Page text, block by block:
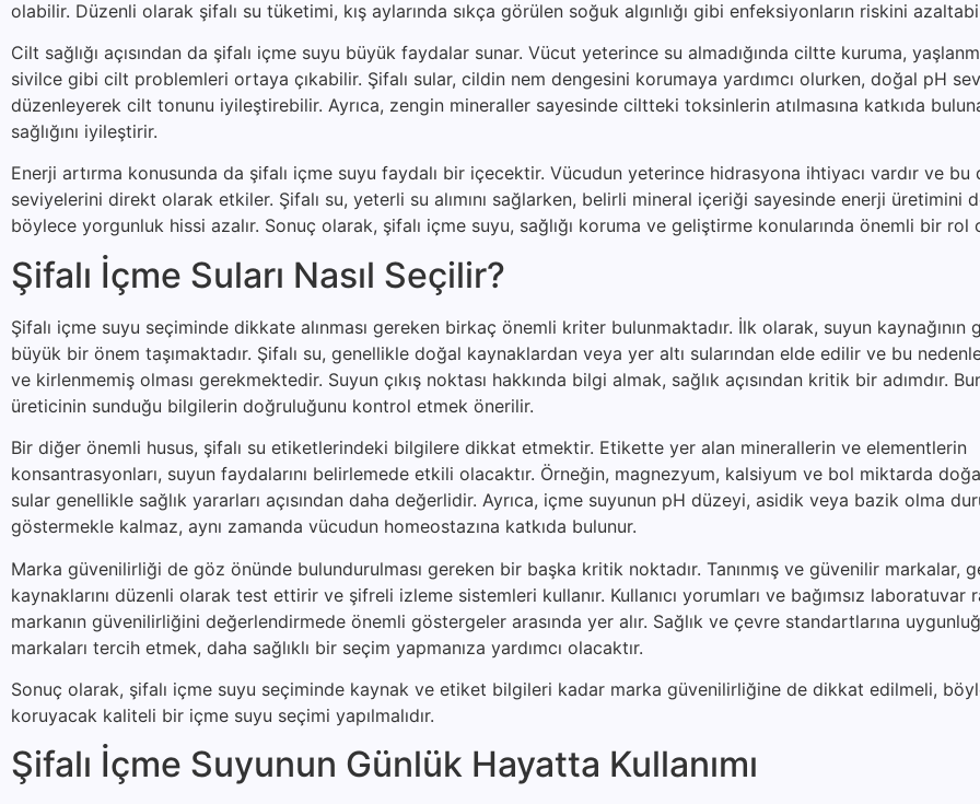
olabilir. Düzenli olarak şifalı su tüketimi, kış aylarında sıkça görülen soğuk algınlığı gibi enfeksiyonların riskini
Cilt sağlığı açısından da şifalı içme suyu büyük faydalar sunar. Vücut yeterince su almadığında ciltte kuruma,
sivilce gibi cilt problemleri ortaya çıkabilir. Şifalı sular, cildin nem dengesini korumaya yardımcı olurken, doğal pH
düzenleyerek cilt tonunu iyileştirebilir. Ayrıca, zengin mineraller sayesinde ciltteki toksinlerin atılmasına katkıda
sağlığını iyileştirir.
Enerji artırma konusunda da şifalı içme suyu faydalı bir içecektir. Vücudun yeterince hidrasyona ihtiyacı vardır ve bu
seviyelerini direkt olarak etkiler. Şifalı su, yeterli su alımını sağlarken, belirli mineral içeriği sayesinde enerji üretimini
böylece yorgunluk hissi azalır. Sonuç olarak, şifalı içme suyu, sağlığı koruma ve geliştirme konularında önemli bir rol
Şifalı İçme Suları Nasıl Seçilir?
Şifalı içme suyu seçiminde dikkate alınması gereken birkaç önemli kriter bulunmaktadır. İlk olarak, suyun kaynağının
büyük bir önem taşımaktadır. Şifalı su, genellikle doğal kaynaklardan veya yer altı sularından elde edilir ve bu
ve kirlenmemiş olması gerekmektedir. Suyun çıkış noktası hakkında bilgi almak, sağlık açısından kritik bir adımdır.
üreticinin sunduğu bilgilerin doğruluğunu kontrol etmek önerilir.
Bir diğer önemli husus, şifalı su etiketlerindeki bilgilere dikkat etmektir. Etikette yer alan minerallerin ve elementlerin
konsantrasyonları, suyun faydalarını belirlemede etkili olacaktır. Örneğin, magnezyum, kalsiyum ve bol miktarda
sular genellikle sağlık yararları açısından daha değerlidir. Ayrıca, içme suyunun pH düzeyi, asidik veya bazik olma
göstermekle kalmaz, aynı zamanda vücudun homeostazına katkıda bulunur.
Marka güvenilirliği de göz önünde bulundurulması gereken bir başka kritik noktadır. Tanınmış ve güvenilir markalar,
kaynaklarını düzenli olarak test ettirir ve şifreli izleme sistemleri kullanır. Kullanıcı yorumları ve bağımsız laboratuvar
markanın güvenilirliğini değerlendirmede önemli göstergeler arasında yer alır. Sağlık ve çevre standartlarına
markaları tercih etmek, daha sağlıklı bir seçim yapmanıza yardımcı olacaktır.
Sonuç olarak, şifalı içme suyu seçiminde kaynak ve etiket bilgileri kadar marka güvenilirliğine de dikkat edilmeli,
koruyacak kaliteli bir içme suyu seçimi yapılmalıdır.
Şifalı İçme Suyunun Günlük Hayatta Kullanımı